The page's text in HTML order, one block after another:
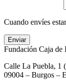
Cuando envíes
Enviar
Fundación Caja de
Calle La Puebla, 1
09004 – Burgos –